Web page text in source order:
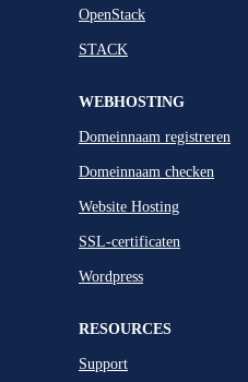
OpenStack
STACK
WEBHOSTING
Domeinnaam registreren
Domeinnaam checken
Website Hosting
SSL-certificaten
Wordpress
RESOURCES
Support